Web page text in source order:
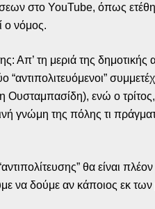
στο YouTube, όπως
ο νόμος.
Απ’ τη μεριά της δημοτικής
Ουσταμπασίδη), ενώ ο
γνώμη της πόλης τι
θα είναι πλέον
να δούμε αν κάποιος εκ